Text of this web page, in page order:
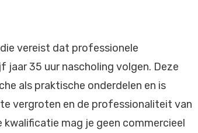
vereist dat professionele
35 uur nascholing volgen. Deze
als praktische onderdelen en is
vergroten en de professionaliteit van
mag je geen commercieel